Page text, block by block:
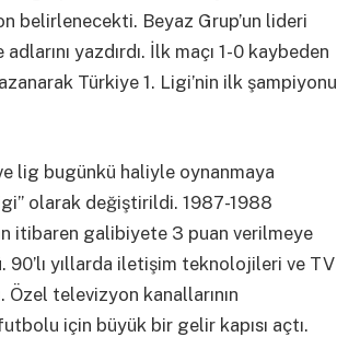
belirlenecekti. Beyaz Grup’un lideri
yazdırdı. İlk maçı 1-0 kaybeden
Türkiye 1. Ligi’nin ilk şampiyonu
lig bugünkü haliyle oynanmaya
olarak değiştirildi. 1987-1988
itibaren galibiyete 3 puan verilmeye
90’lı yıllarda iletişim teknolojileri ve TV
Özel televizyon kanallarının
için büyük bir gelir kapısı açtı.